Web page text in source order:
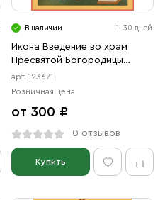
В наличии 1-30 дней
Икона Введение во храм
Пресвятой Богородицы
(АРТ.00671)
арт. 123671
Розничная цена
от 300 ₽
0 отзывов
Купить